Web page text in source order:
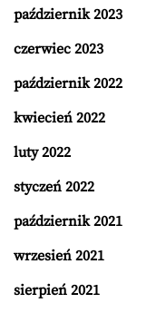
październik 2023
czerwiec 2023
październik 2022
kwiecień 2022
luty 2022
styczeń 2022
październik 2021
wrzesień 2021
sierpień 2021